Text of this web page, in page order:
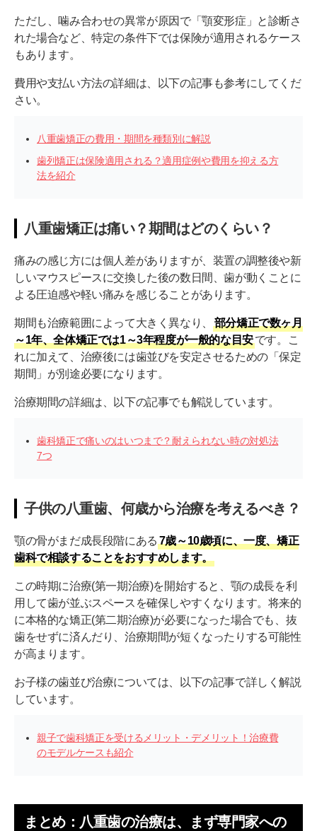
ただし、噛み合わせの異常が原因で「顎変形症」と診断さ
れた場合など、特定の条件下では保険が適用されるケース
もあります。
費用や支払い方法の詳細は、以下の記事も参考にしてくだ
さい。
八重歯矯正の費用・期間を種類別に解説
歯列矯正は保険適用される？適用症例や費用を抑える方
法を紹介
八重歯矯正は痛い？期間はどのくらい？
痛みの感じ方には個人差がありますが、装置の調整後や新
しいマウスピースに交換した後の数日間、歯が動くことに
よる圧迫感や軽い痛みを感じることがあります。
期間も治療範囲によって大きく異なり、
部分矯正で数ヶ月
～1年、全体矯正では1～3年程度が一般的な目安です。こ
れに加えて、治療後には歯並びを安定させるための「保定
期間」が別途必要になります。
治療期間の詳細は、以下の記事でも解説しています。
歯科矯正で痛いのはいつまで？耐えられない時の対処法
7つ
子供の八重歯、何歳から治療を考えるべき？
顎の骨がまだ成長段階にある 7歳～10歳頃に、一度、矯正
歯科で相談することをおすすめします。
この時期に治療(第一期治療)を開始すると、顎の成長を利
用して歯が並ぶスペースを確保しやすくなります。将来的
に本格的な矯正(第二期治療)が必要になった場合でも、抜
歯をせずに済んだり、治療期間が短くなったりする可能性
が高まります。
お子様の歯並び治療については、以下の記事で詳しく解説
しています。
親子で歯科矯正を受けるメリット・デメリット！治療費
のモデルケースも紹介
まとめ：八重歯の治療は、まず専門家への